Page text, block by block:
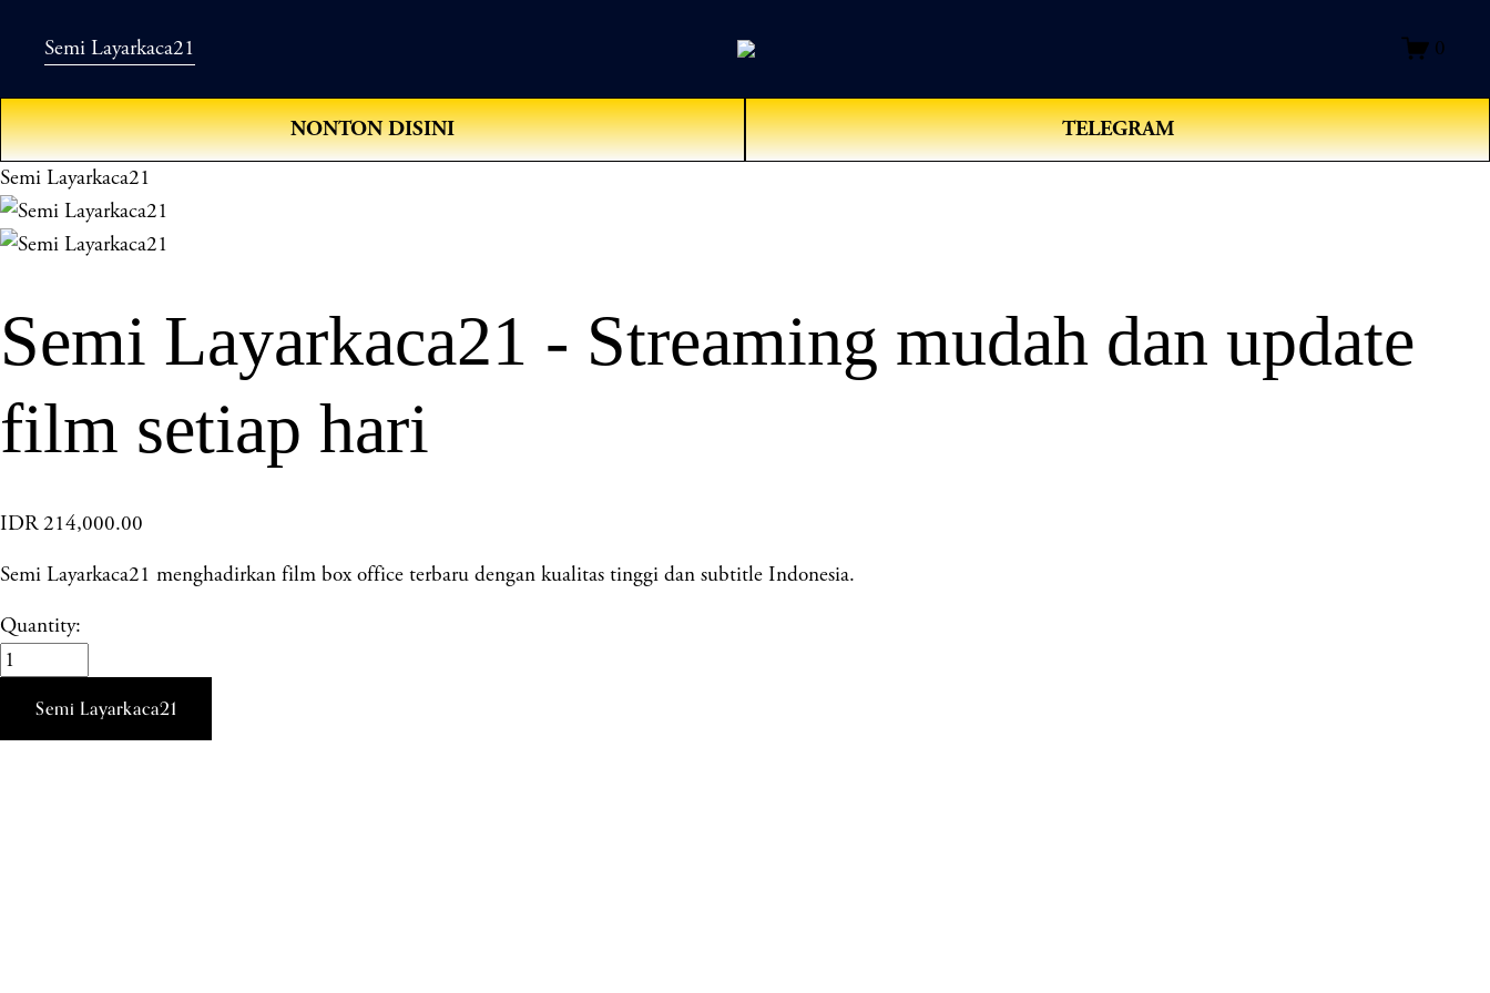
Semi Layarkaca21 0
NONTON DISINI TELEGRAM
Semi Layarkaca21
Semi Layarkaca21 - Streaming mudah dan update
film setiap hari
IDR 214,000.00
Semi Layarkaca21 menghadirkan film box office terbaru dengan kualitas tinggi dan subtitle Indonesia.
Quantity:
Semi Layarkaca21